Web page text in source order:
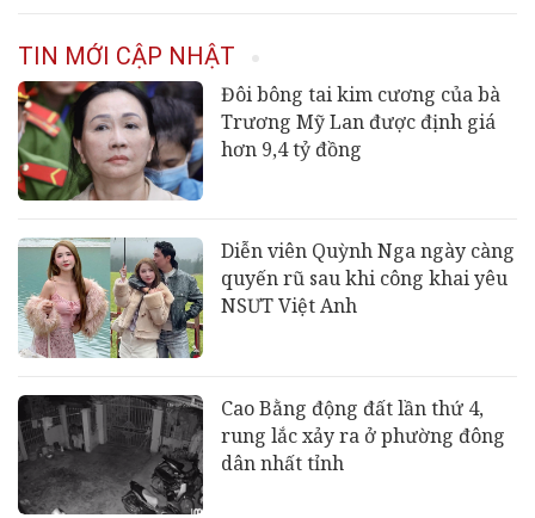
TIN MỚI CẬP NHẬT
Đôi bông tai kim cương của bà
Trương Mỹ Lan được định giá
hơn 9,4 tỷ đồng
Diễn viên Quỳnh Nga ngày càng
quyến rũ sau khi công khai yêu
NSƯT Việt Anh
Cao Bằng động đất lần thứ 4,
rung lắc xảy ra ở phường đông
dân nhất tỉnh